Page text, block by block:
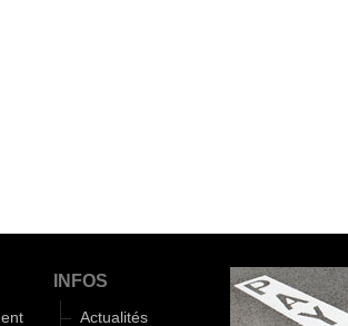
INFOS
Actualités